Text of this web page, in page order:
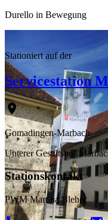
Durello in Bewegung
Stationiert auf der
Servicestation
Gomadingen-Marbach
Unterer Gestütshof
Stationskontakt
PWM Martina Bleher